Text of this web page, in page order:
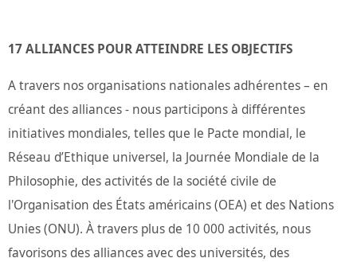
17 ALLIANCES POUR ATTEINDRE LES OBJECTIFS
A travers nos organisations nationales adhérentes – en
créant des alliances - nous participons à différentes
initiatives mondiales, telles que le Pacte mondial, le
Réseau d’Ethique universel, la Journée Mondiale de la
Philosophie, des activités de la société civile de
l'Organisation des États américains (OEA) et des Nations
Unies (ONU). À travers plus de 10 000 activités, nous
favorisons des alliances avec des universités, des